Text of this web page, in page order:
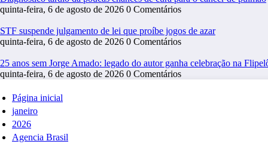
quinta-feira, 6 de agosto de 2026 0 Comentários
STF suspende julgamento de lei que proíbe jogos de azar
quinta-feira, 6 de agosto de 2026 0 Comentários
25 anos sem Jorge Amado: legado do autor ganha celebração na
quinta-feira, 6 de agosto de 2026 0 Comentários
Página inicial
janeiro
2026
Agencia Brasil